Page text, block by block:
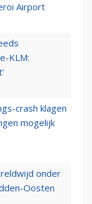
Airport
KLM:
crash klagen
mogelijk
onder
Oosten